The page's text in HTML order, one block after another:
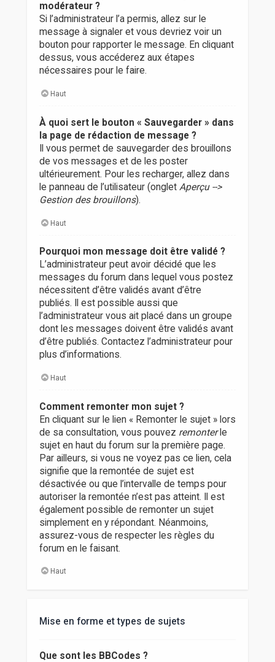
modérateur ?
Si l’administrateur l’a permis, allez sur le
message à signaler et vous devriez voir un
bouton pour rapporter le message. En cliquant
dessus, vous accéderez aux étapes
nécessaires pour le faire.
Haut
À quoi sert le bouton « Sauvegarder » dans
la page de rédaction de message ?
Il vous permet de sauvegarder des brouillons
de vos messages et de les poster
ultérieurement. Pour les recharger, allez dans
le panneau de l’utilisateur (onglet Aperçu -->
Gestion des brouillons).
Haut
Pourquoi mon message doit être validé ?
L’administrateur peut avoir décidé que les
messages du forum dans lequel vous postez
nécessitent d’être validés avant d’être
publiés. Il est possible aussi que
l’administrateur vous ait placé dans un groupe
dont les messages doivent être validés avant
d’être publiés. Contactez l’administrateur pour
plus d’informations.
Haut
Comment remonter mon sujet ?
En cliquant sur le lien « Remonter le sujet » lors
de sa consultation, vous pouvez remonterle
sujet en haut du forum sur la première page.
Par ailleurs, si vous ne voyez pas ce lien, cela
signifie que la remontée de sujet est
désactivée ou que l’intervalle de temps pour
autoriser la remontée n’est pas atteint. Il est
également possible de remonter un sujet
simplement en y répondant. Néanmoins,
assurez-vous de respecter les règles du
forum en le faisant.
Haut
Mise en forme et types de sujets
Que sont les BBCodes ?